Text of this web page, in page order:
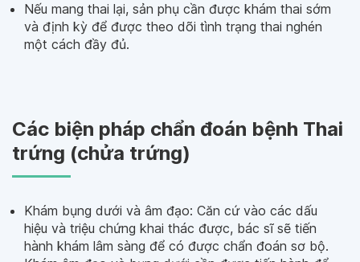
Nếu mang thai lại, sản phụ cần được khám thai sớm
và định kỳ để được theo dõi tình trạng thai nghén
một cách đầy đủ.
Các biện pháp chẩn đoán bệnh Thai
trứng (chửa trứng)
Khám bụng dưới và âm đạo: Căn cứ vào các dấu
hiệu và triệu chứng khai thác được, bác sĩ sẽ tiến
hành khám lâm sàng để có được chẩn đoán sơ bộ.